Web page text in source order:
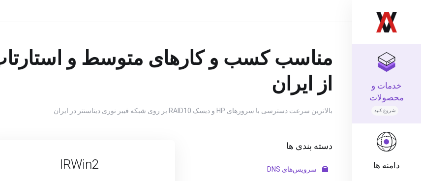
خدمات و
محصولات
شروع کنید
دامنه ها
مناسب کسب و کارهای متوسط و
از ایران
بالاترین سرعت دسترسی با سرورهای HP و دیسک RAID10 بر روی شبکه فیبر نوری دیتاسنتر در ایران
دسته بندی ها
سرویس‌های DNS IRWin2